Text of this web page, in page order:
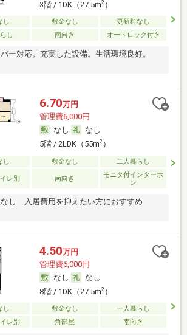
3階 / 1DK（27.5m2）
し 敷金なし
更新料なし
し
南向き オートロック付き
ー対応。充実した設備。生活環境良好。
6.70万円
管理費6,000円
なし
なし
5階 / 2LDK（55m2）
し 敷金なし 二人暮らし
レ別 南向き
モニタ付インターホ
ン
し 入居費用を抑えたい方におすすめ
4.50万円
管理費6,000円
なし
なし
8階 / 1DK（27.5m2）
し 敷金なし
一人暮らし
レ別
角部屋 南向き